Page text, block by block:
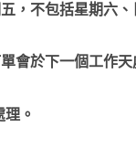
，不包括星期六
會於下一個工作天
。